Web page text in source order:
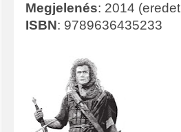
Megjelenés: 2014
ISBN: 9789636435233